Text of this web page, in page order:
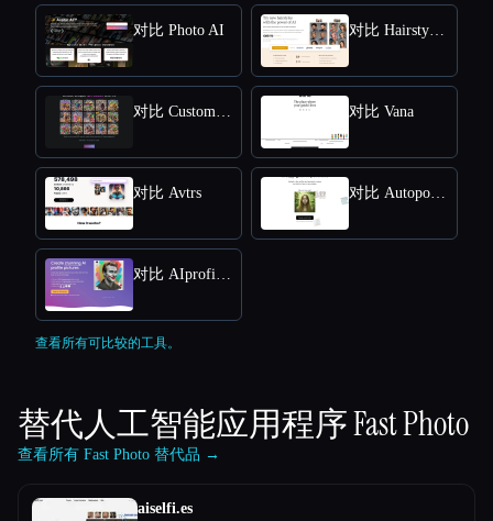
对比 Photo AI 对比 HairstyleAI
对比 CustomQR AI 对比 Vana
对比 Avtrs 对比 Autoportrait
对比 AIprofilepic
查看所有可比较的工具。
替代人工智能应用程序Fast Photo
查看所有 Fast Photo 替代品 →
aiselfi.es